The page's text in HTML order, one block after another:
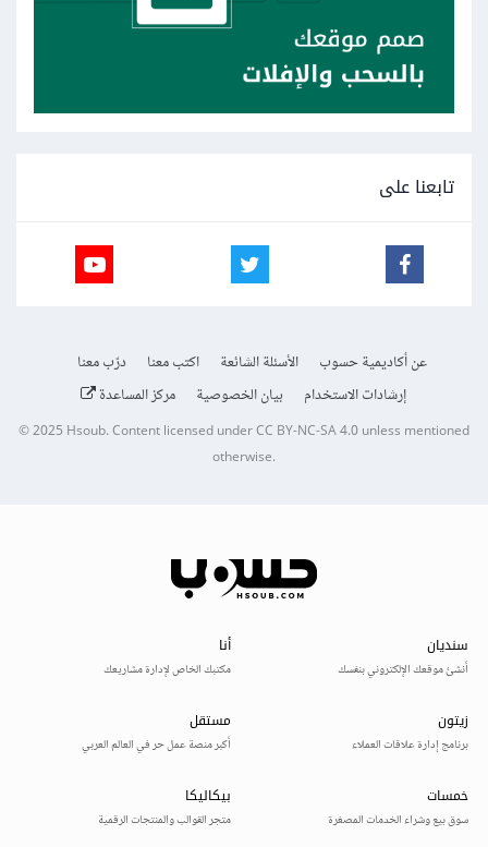
تابعنا على
عن أكاديمية حسوب الأسئلة الشائعة اكتب معنا
درّب معنا
إرشادات الاستخدام
بيان الخصوصية مركز المساعدة
© 2025Hsoub.Content licensed underCC BY-NC-SA 4.0unless mentioned
otherwise.